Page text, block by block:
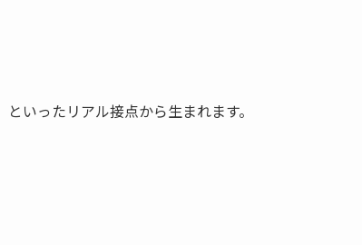
といったリアル接点から生まれます。